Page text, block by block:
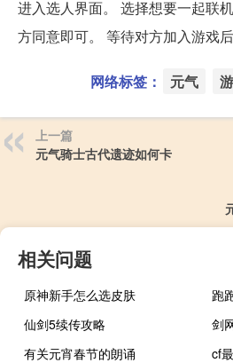
进入选人界面。 选择想要一起联
方同意即可。 等待对方加入游戏后,
网络标签： 元气
上一篇
元气骑士古代遗迹如何卡
相关问题
原神新手怎么选皮肤
跑
仙剑5续传攻略
剑
有关元宵春节的朗诵
cf